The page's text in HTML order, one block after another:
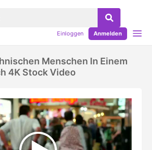
Einloggen Anmelden
Menschen In Einem
4K Stock Video